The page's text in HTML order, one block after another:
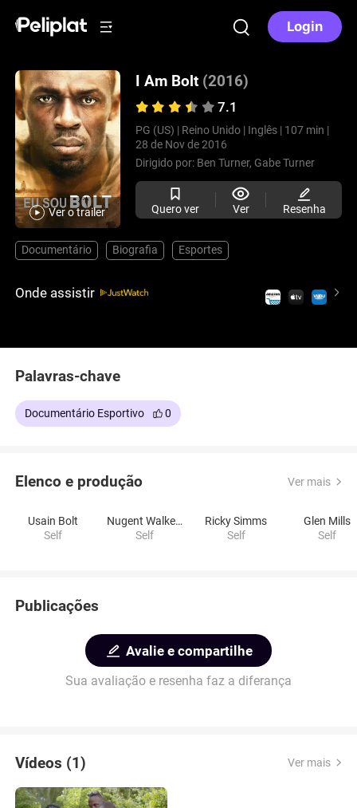
Login
Ver o trailer
I Am Bolt (2016)
7.1
PG (US) | Reino Unido | Inglês | 107 min |
28 de Nov de 2016
Dirigido por: Ben Turner, Gabe Turner
Quero ver Ver Resenha
Documentário Biografia Esportes
Onde assistir
Palavras-chave
Documentário Esportivo 0
Elenco e produção Ver mais
Usain Bolt
Self
Nugent Walker Jr.
Self
Ricky Simms
Self
Glen Mills
Self
Publicações
Avalie e compartilhe
Sua avaliação e resenha faz a diferança
Vídeos (1) Ver mais